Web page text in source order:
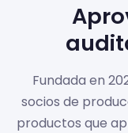
Fundada en
socios de
productos que